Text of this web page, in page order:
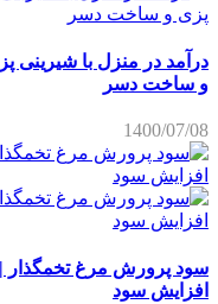
درآمد در منزل با شیرینی
و ساخت دسر
1400/07/08
سود پرورش مرغ تخمگذار
افزایش سود